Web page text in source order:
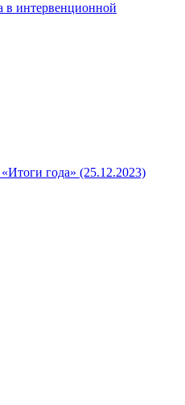
в интервенционной
года» (25.12.2023)